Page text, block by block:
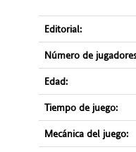
Editorial:
Número de
Edad:
Tiempo de juego:
Mecánica del juego: